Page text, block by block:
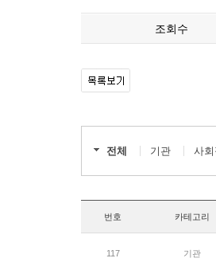
조회수
전체 기관 사회
번호 카테고리
117 기관